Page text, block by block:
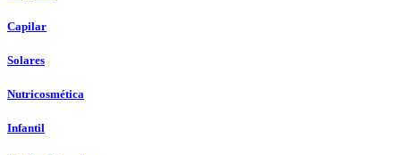
Capilar
Solares
Nutricosmética
Infantil